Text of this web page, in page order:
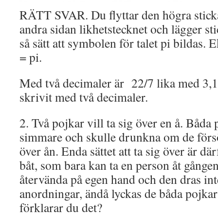
RÄTT SVAR. Du flyttar den högra
andra sidan likhetstecknet och lägger
så sätt att symbolen för talet pi bildas.
= pi.
Med två decimaler är 22/7 lika med
skrivit med två decimaler.
2. Två pojkar vill ta sig över en å. Båda
simmare och skulle drunkna om de
över ån. Enda sättet att ta sig över är
båt, som bara kan ta en person åt
återvända på egen hand och den dras
anordningar, ändå lyckas de båda
förklarar du det?